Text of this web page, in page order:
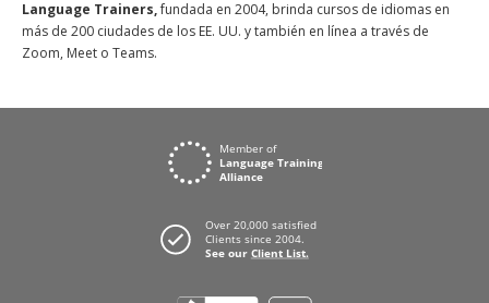
Language Trainers,fundada en 2004, brinda cursos de idiomas en
más de 200 ciudades de los EE. UU. y también en línea a través de
Zoom, Meet o Teams.